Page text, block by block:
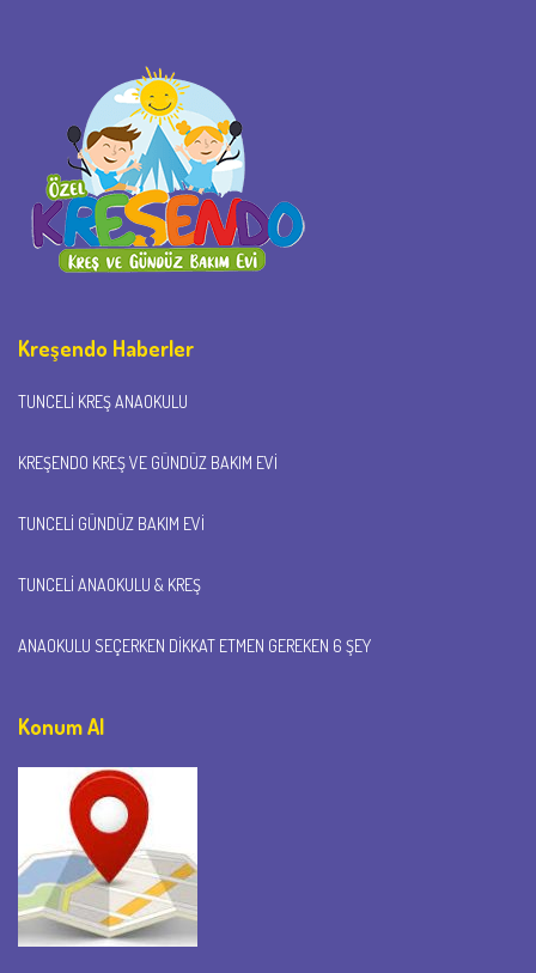
Kreşendo Haberler
TUNCELI KREŞ ANAOKULU
KREŞENDO KREŞ VE GÜNDÜZ BAKIM EVI
TUNCELI GÜNDÜZ BAKIM EVI
TUNCELI ANAOKULU & KREŞ
ANAOKULU SEÇERKEN DIKKAT ETMEN GEREKEN 6 ŞEY
Konum Al